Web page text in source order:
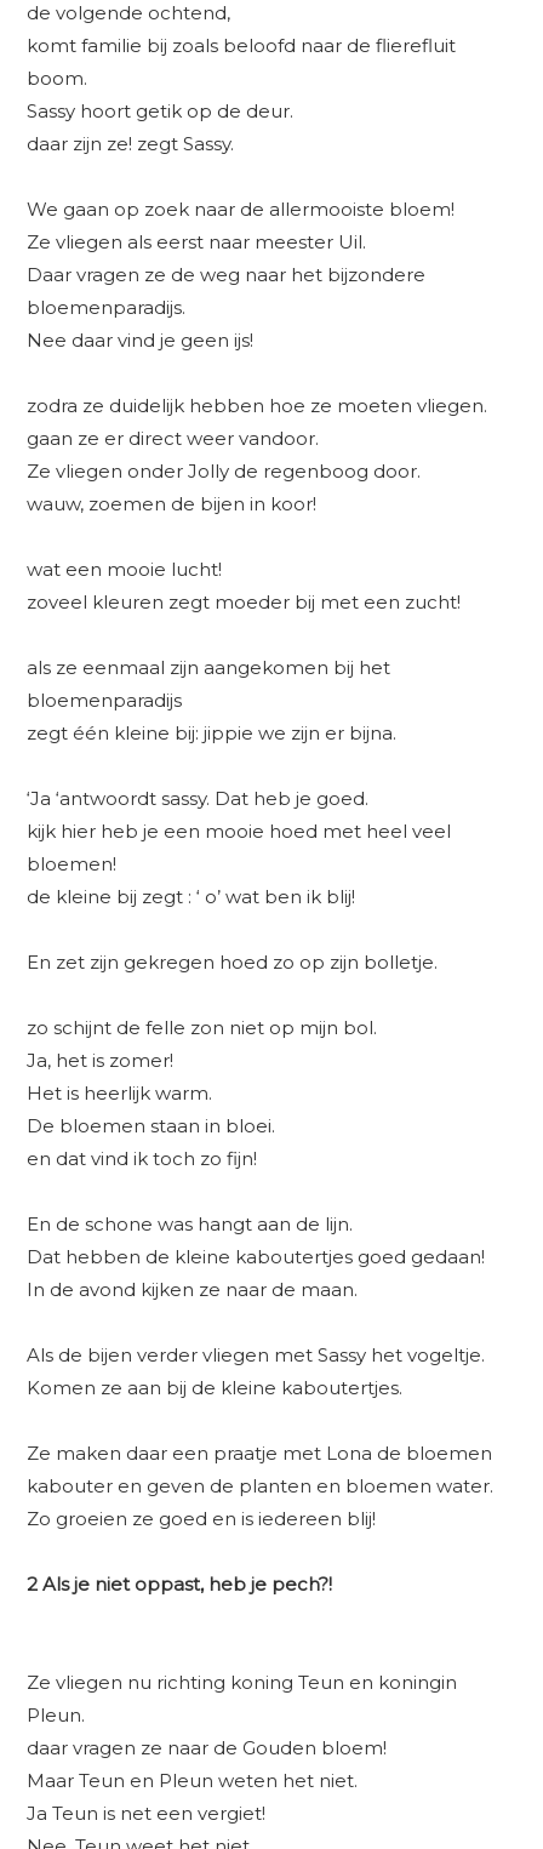
de volgende ochtend,
komt familie bij zoals beloofd naar de flierefluit
boom.
Sassy hoort getik op de deur.
daar zijn ze! zegt Sassy.
We gaan op zoek naar de allermooiste bloem!
Ze vliegen als eerst naar meester Uil.
Daar vragen ze de weg naar het bijzondere
bloemenparadijs.
Nee daar vind je geen ijs!
zodra ze duidelijk hebben hoe ze moeten vliegen.
gaan ze er direct weer vandoor.
Ze vliegen onder Jolly de regenboog door.
wauw, zoemen de bijen in koor!
wat een mooie lucht!
zoveel kleuren zegt moeder bij met een zucht!
als ze eenmaal zijn aangekomen bij het
bloemenparadijs
zegt één kleine bij: jippie we zijn er bijna.
‘Ja ‘antwoordt sassy. Dat heb je goed.
kijk hier heb je een mooie hoed met heel veel
bloemen!
de kleine bij zegt : ‘ o’ wat ben ik blij!
En zet zijn gekregen hoed zo op zijn bolletje.
zo schijnt de felle zon niet op mijn bol.
Ja, het is zomer!
Het is heerlijk warm.
De bloemen staan in bloei.
en dat vind ik toch zo fijn!
En de schone was hangt aan de lijn.
Dat hebben de kleine kaboutertjes goed gedaan!
In de avond kijken ze naar de maan.
Als de bijen verder vliegen met Sassy het vogeltje.
Komen ze aan bij de kleine kaboutertjes.
Ze maken daar een praatje met Lona de bloemen
kabouter en geven de planten en bloemen water.
Zo groeien ze goed en is iedereen blij!
2 Als je niet oppast, heb je pech?!
Ze vliegen nu richting koning Teun en koningin
Pleun.
daar vragen ze naar de Gouden bloem!
Maar Teun en Pleun weten het niet.
Ja Teun is net een vergiet!